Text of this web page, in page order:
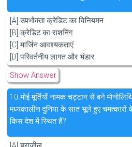
[A] उपभोक्ता क्रेडिट का विनियमन
[B] क्रेडिट का राशनिंग
[C] मार्जिन आवश्यकताएं
[D] परिवर्तनीय लागत और भंडार
Show Answer
10.मोई मूर्तियों नामक चट्टान से बने
मध्यकालीन दुनिया के सात भूले हुए चमत्कारों
किस देश में स्थित हैं?